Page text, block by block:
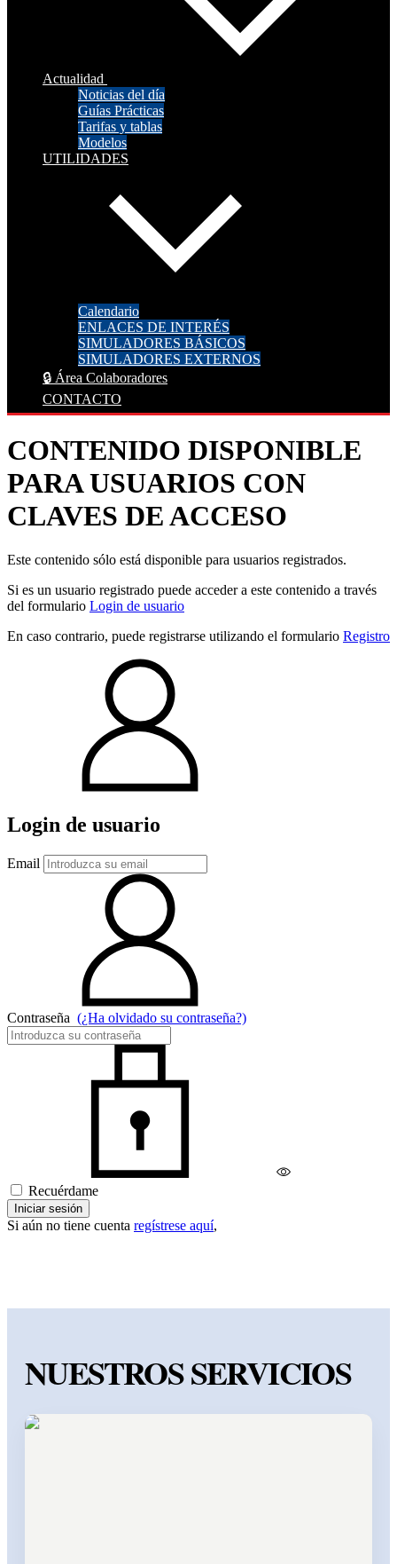
Actualidad
Noticias del día
Guías Prácticas
Tarifas y tablas
Modelos
UTILIDADES
Calendario
ENLACES DE INTERÉS
SIMULADORES BÁSICOS
SIMULADORES EXTERNOS
🔒 Área Colaboradores
CONTACTO
CONTENIDO DISPONIBLE
PARA USUARIOS CON
CLAVES DE ACCESO
Este contenido sólo está disponible para usuarios registrados.
Si es un usuario registrado puede acceder a este contenido a través
del formulario Login de usuario
En caso contrario, puede registrarse utilizando el formulario Registro
Login de usuario
Email
Contraseña (¿Ha olvidado su contraseña?)
Recuérdame
Iniciar sesión
Si aún no tiene cuenta regístrese aquí,
NUESTROS SERVICIOS